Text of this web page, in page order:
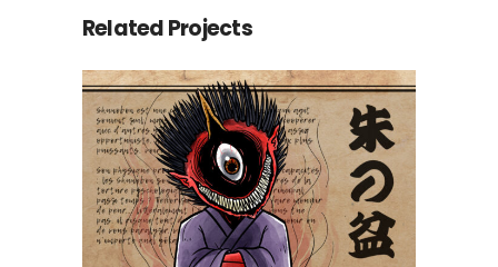
Related Projects
Shunobon 朱の盆
Yokaidex